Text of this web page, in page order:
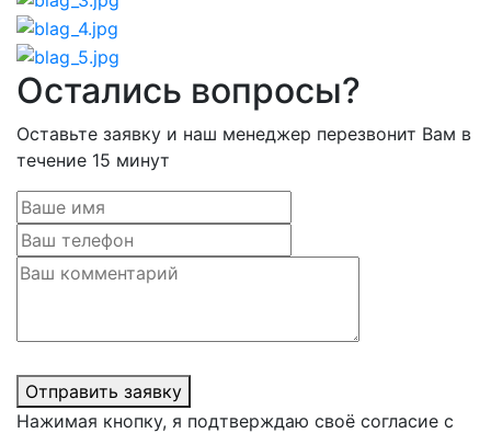
Остались вопросы?
Оставьте заявку и наш менеджер перезвонит Вам в
течение 15 минут
Отправить заявку
Нажимая кнопку, я подтверждаю своё согласие с